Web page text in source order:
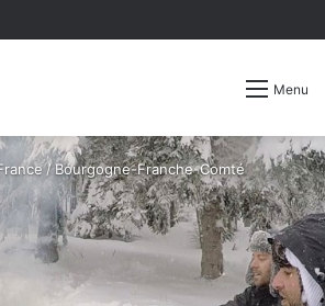
Menu
/Bourgogne-Franche-Comté